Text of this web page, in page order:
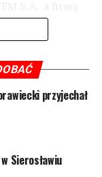
(wstęp do
Link do
przyjechał
Sierosławiu